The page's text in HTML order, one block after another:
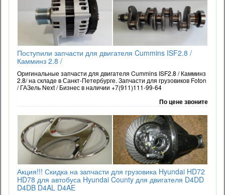
Поступили запчасти для двигателя Cummins ISF2.8 /
Камминз 2.8 /
Оригинальные запчасти для двигателя Cummins ISF2.8 / Камминз
2.8/ на складе в Санкт-Петербурге. Запчасти для грузовиков Foton
/ ГАЗель Next / Бизнес в наличии +7(911)111-99-64
По цене звоните
Акция!!! Скидка на запчасти для грузовика Hyundai HD72
HD78 для автобуса Hyundai County для двигателя D4DD
D4DB D4AL D4AE